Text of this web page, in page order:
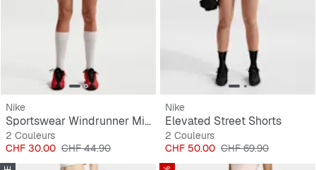
Nike
Sportswear Windrunner Mid-Rise 2" Shorts
2 Couleurs
Prix
CHF 30.00 Prix original
CHF 44.90
Nike
Elevated Street Shorts
2 Couleurs
Prix
CHF 50.00 Prix original
CHF 69.90